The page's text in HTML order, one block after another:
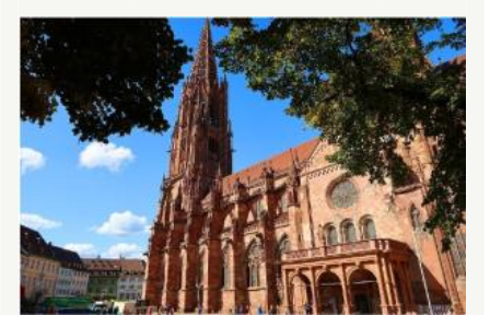
August
der
Burg:
After
Work
donnerstags
22:00
Uhr